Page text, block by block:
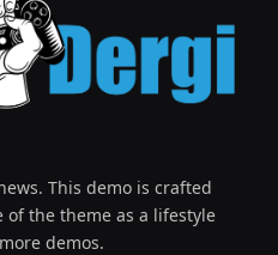
This demo is crafted
the theme as a lifestyle
demos.